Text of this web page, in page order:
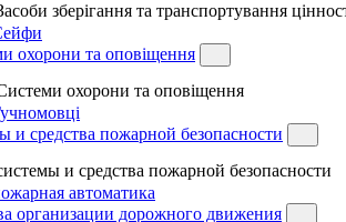
зберігання та транспортування
охорони та оповіщення
охорони та оповіщення
и средства пожарной безопасности
и средства пожарной безопасности
автоматика
организации дорожного движения